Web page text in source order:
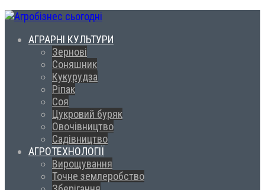
АГРАРНІ КУЛЬТУРИ
Зернові
Соняшник
Кукурудза
Ріпак
Соя
Цукровий буряк
Овочівництво
Садівництво
АГРОТЕХНОЛОГІЇ
Вирощування
Точне землеробство